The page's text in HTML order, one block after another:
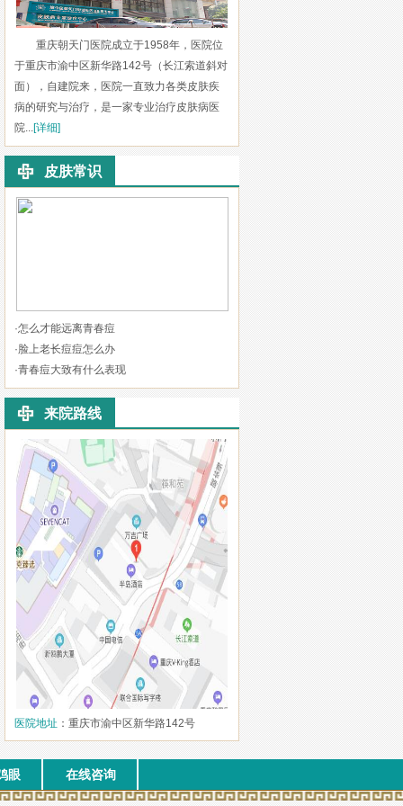
重庆朝天门医院成立于1958年，医院位
于重庆市渝中区新华路142号（长江索道斜对
面），自建院来，医院一直致力各类皮肤疾
病的研究与治疗，是一家专业治疗皮肤病医
院... [详细]
皮肤常识
·怎么才能远离青春痘
·脸上老长痘痘怎么办
·青春痘大致有什么表现
来院路线
医院地址 ：重庆市渝中区新华路142号
眼 在线咨询